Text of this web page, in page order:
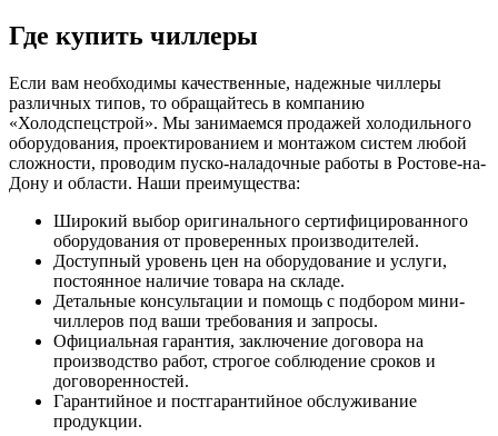
Где купить чиллеры
Если вам необходимы качественные, надежные чиллеры
различных типов, то обращайтесь в компанию
«Холодспецстрой». Мы занимаемся продажей холодильного
оборудования, проектированием и монтажом систем любой
сложности, проводим пуско-наладочные работы в Ростове-на-
Дону и области. Наши преимущества:
Широкий выбор оригинального сертифицированного
оборудования от проверенных производителей.
Доступный уровень цен на оборудование и услуги,
постоянное наличие товара на складе.
Детальные консультации и помощь с подбором мини-
чиллеров под ваши требования и запросы.
Официальная гарантия, заключение договора на
производство работ, строгое соблюдение сроков и
договоренностей.
Гарантийное и постгарантийное обслуживание
продукции.